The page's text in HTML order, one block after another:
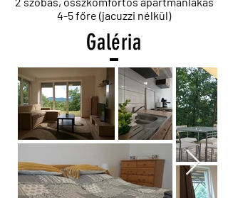
4-5 főre (jacuzzi nélkül)
Galéria